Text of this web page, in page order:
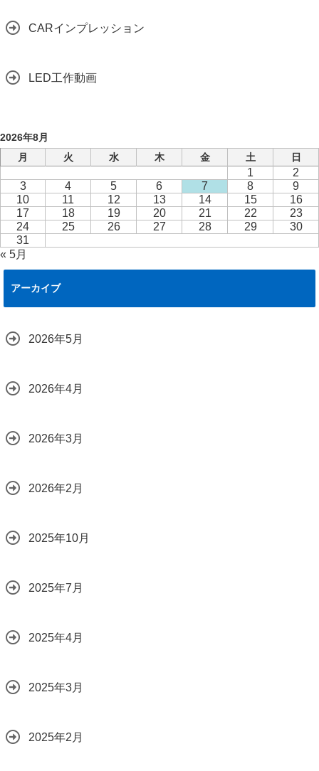
CARインプレッション
LED工作動画
2026年8月
月
火 水 木 金 土 日
1
2
3
4 5 6 7 8
9
10
11 12 13 14 15
16
17
18 19 20 21 22
23
24
25 26 27 28 29
30
31
« 5月
アーカイブ
2026年5月
2026年4月
2026年3月
2026年2月
2025年10月
2025年7月
2025年4月
2025年3月
2025年2月